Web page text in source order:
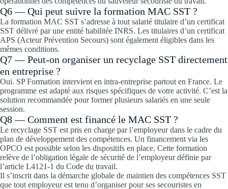
Q6 — Qui peut suivre la formation MAC SST ?
La formation MAC SST s’adresse à tout salarié titulaire d’un certificat
SST délivré par une entité habilitée INRS. Les titulaires d’un certificat
APS (Acteur Prévention Secours) sont également éligibles dans les
mêmes conditions.
Q7 — Peut-on organiser un recyclage SST directement
en entreprise ?
Oui. SP Formation intervient en intra-entreprise partout en France. Le
programme est adapté aux risques spécifiques de votre activité. C’est la
solution recommandée pour former plusieurs salariés en une seule
session.
Q8 — Comment est financé le MAC SST ?
Le recyclage SST est pris en charge par l’employeur dans le cadre du
plan de développement des compétences. Un financement via les
OPCO est possible selon les dispositifs en place. Cette formation
relève de l’obligation légale de sécurité de l’employeur définie par
l’article L4121-1 du Code du travail.
Il s’inscrit dans la démarche globale de maintien des compétences SST
que tout employeur est tenu d’organiser pour ses secouristes en